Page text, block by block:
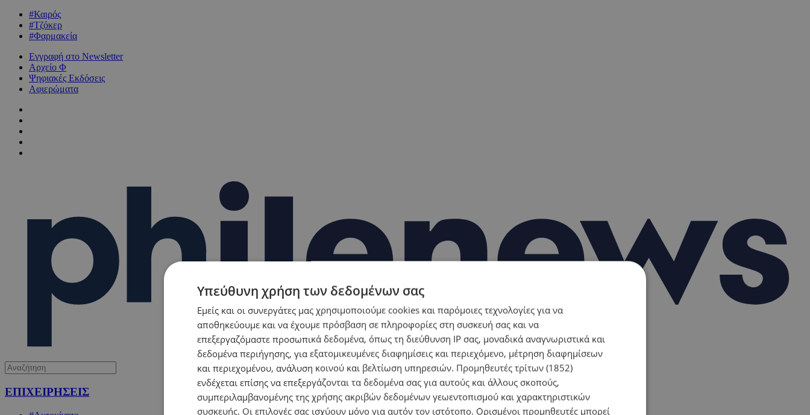
#Καιρός
#Τζόκερ
#Φαρμακεία
Εγγραφή στο Newsletter
Αρχείο Φ
Ψηφιακές Εκδόσεις
Αφιερώματα
ΕΠΙΧΕΙΡΗΣΕΙΣ
Υπεύθυνη χρήση των δεδομένων σας
Εμείς και οι συνεργάτες μας χρησιμοποιούμε cookies και παρόμοιες τεχνολογίες για να
αποθηκεύουμε και να έχουμε πρόσβαση σε πληροφορίες στη συσκευή σας και να
επεξεργαζόμαστε προσωπικά δεδομένα, όπως τη διεύθυνση IP σας, μοναδικά αναγνωριστικά και
δεδομένα περιήγησης, για εξατομικευμένες διαφημίσεις και περιεχόμενο, μέτρηση διαφημίσεων
και περιεχομένου, ανάλυση κοινού και βελτίωση υπηρεσιών. Προμηθευτές τρίτων (1852)
ενδέχεται επίσης να επεξεργάζονται τα δεδομένα σας για αυτούς και άλλους σκοπούς,
συμπεριλαμβανομένης της χρήσης ακριβών δεδομένων γεωεντοπισμού και χαρακτηριστικών
συσκευής. Οι επιλογές σας ισχύουν μόνο για αυτόν τον ιστότοπο. Ορισμένοι προμηθευτές μπορεί